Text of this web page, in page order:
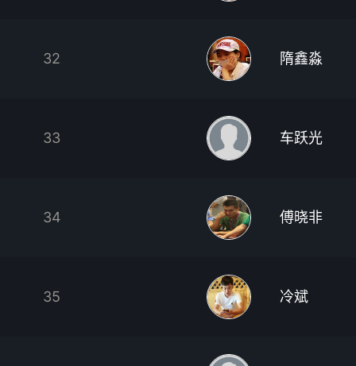
32 隋鑫淼
33 车跃光
34 傅晓非
35 冷斌